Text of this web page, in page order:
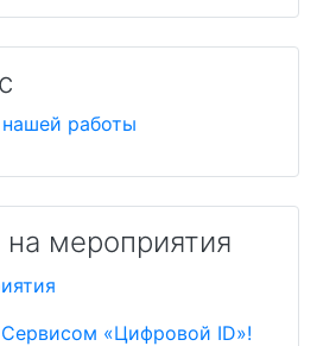
работы
мероприятия
«Цифровой ID»!